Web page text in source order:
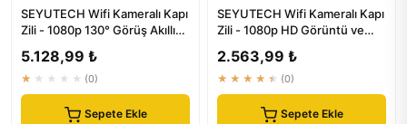
SEYUTECH Wifi Kameralı Kapı
Zili - 1080p 130° Görüş Akıllı
5.128,99 ₺
★★★★★ (0)
Sepete Ekle
SEYUTECH Wifi Kameralı Kapı
Zili - 1080p HD Görüntü ve
2.563,99 ₺
★★★★★ (0)
Sepete Ekle